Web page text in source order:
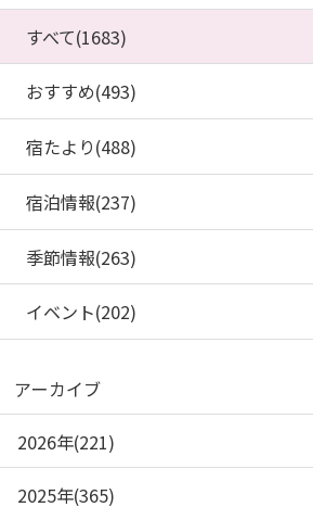
すべて(1683)
おすすめ(493)
宿たより(488)
宿泊情報(237)
季節情報(263)
イベント(202)
アーカイブ
2026年(221)
2025年(365)